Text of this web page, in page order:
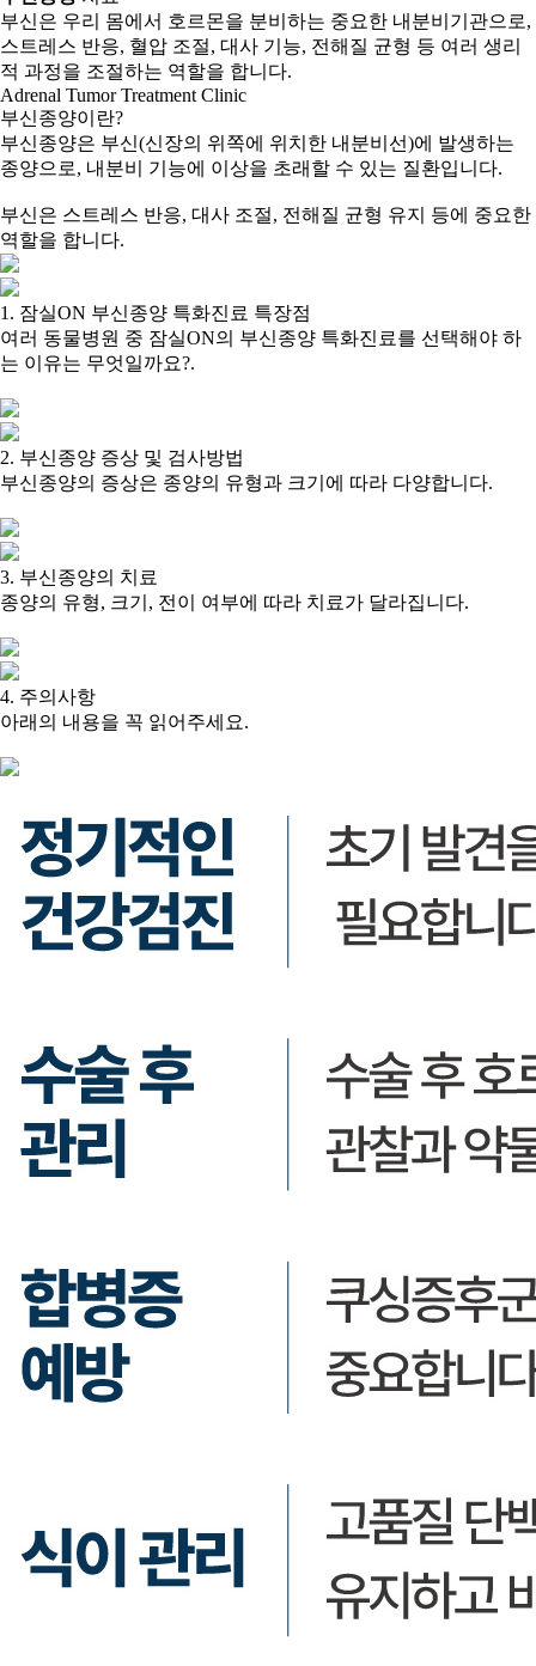
부신은 우리 몸에서 호르몬을 분비하는 중요한 내분비기관으로,
스트레스 반응, 혈압 조절, 대사 기능, 전해질 균형 등 여러 생리
적 과정을 조절하는 역할을 합니다.
Adrenal Tumor Treatment Clinic
부신종양이란?
부신종양은 부신(신장의 위쪽에 위치한 내분비선)에 발생하는
종양으로, 내분비 기능에 이상을 초래할 수 있는 질환입니다.
부신은 스트레스 반응, 대사 조절, 전해질 균형 유지 등에 중요한
역할을 합니다.
1. 잠실ON 부신종양 특화진료 특장점
여러 동물병원 중 잠실ON의 부신종양 특화진료를 선택해야 하
는 이유는 무엇일까요?.
2. 부신종양 증상 및 검사방법
부신종양의 증상은 종양의 유형과 크기에 따라 다양합니다.
3. 부신종양의 치료
종양의 유형, 크기, 전이 여부에 따라 치료가 달라집니다.
4. 주의사항
아래의 내용을 꼭 읽어주세요.